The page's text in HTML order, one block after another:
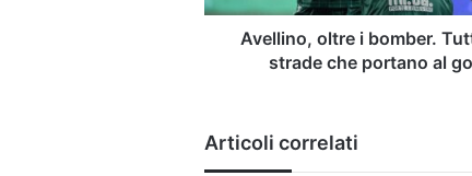
portano
Avellino, oltre i bomber.
strade che portano al
Articoli correlati